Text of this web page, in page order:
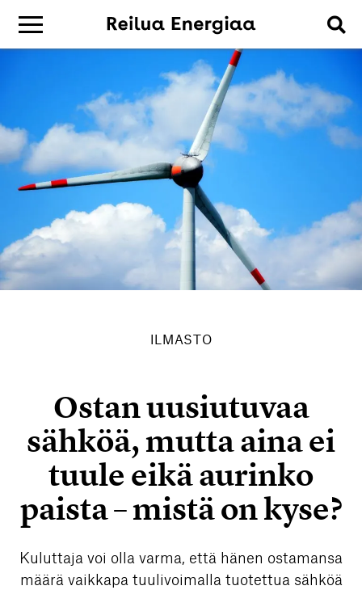
ILMASTO
Ostan uusiutuvaa
sähköä, mutta aina ei
tuule eikä aurinko
paista – mistä on kyse?
Kuluttaja voi olla varma, että hänen ostamansa
määrä vaikkapa tuulivoimalla tuotettua sähköä